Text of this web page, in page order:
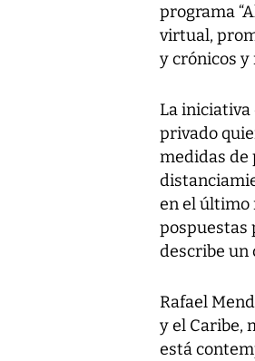
programa
virtual,
y crónicos
La iniciativa
privado
medidas de
en el último
pospuestas
describe un
Rafael
y el Caribe,
está